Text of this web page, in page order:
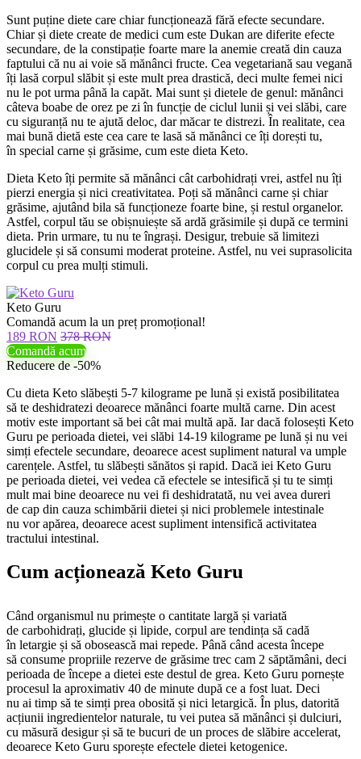
Sunt puține diete care chiar funcționează fără efecte secundare.
Chiar și diete create de medici cum este Dukan are diferite efecte
secundare, de la constipație foarte mare la anemie creată din cauza
faptului că nu ai voie să mănânci fructe. Cea vegetariană sau vegană
îți lasă corpul slăbit și este mult prea drastică, deci multe femei nici
nu le pot urma până la capăt. Mai sunt și dietele de genul: mănânci
câteva boabe de orez pe zi în funcție de ciclul lunii și vei slăbi, care
cu siguranță nu te ajută deloc, dar măcar te distrezi. În realitate, cea
mai bună dietă este cea care te lasă să mănânci ce îți dorești tu,
în special carne și grăsime, cum este dieta Keto.
Dieta Keto îți permite să mănânci cât carbohidrați vrei, astfel nu îți
pierzi energia și nici creativitatea. Poți să mănânci carne și chiar
grăsime, ajutând bila să funcționeze foarte bine, și restul organelor.
Astfel, corpul tău se obișnuiește să ardă grăsimile și după ce termini
dieta. Prin urmare, tu nu te îngrași. Desigur, trebuie să limitezi
glucidele și să consumi moderat proteine. Astfel, nu vei suprasolicita
corpul cu prea mulți stimuli.
Keto Guru
Comandă acum la un preț promoțional!
189 RON 378 RON
Comandă acum
Reducere de -50%
Cu dieta Keto slăbești 5-7 kilograme pe lună și există posibilitatea
să te deshidratezi deoarece mănânci foarte multă carne. Din acest
motiv este important să bei cât mai multă apă. Iar dacă folosești Keto
Guru pe perioada dietei, vei slăbi 14-19 kilograme pe lună și nu vei
simți efectele secundare, deoarece acest supliment natural va umple
carențele. Astfel, tu slăbești sănătos și rapid. Dacă iei Keto Guru
pe perioada dietei, vei vedea că efectele se intesifică și tu te simți
mult mai bine deoarece nu vei fi deshidratată, nu vei avea dureri
de cap din cauza schimbării dietei și nici problemele intestinale
nu vor apărea, deoarece acest supliment intensifică activitatea
tractului intestinal.
Cum acționează Keto Guru
Când organismul nu primește o cantitate largă și variată
de carbohidrați, glucide și lipide, corpul are tendința să cadă
în letargie și să obosească mai repede. Până când acesta începe
să consume propriile rezerve de grăsime trec cam 2 săptămâni, deci
perioada de începe a dietei este destul de grea. Keto Guru pornește
procesul la aproximativ 40 de minute după ce a fost luat. Deci
nu ai timp să te simți prea obosită și nici letargică. În plus, datorită
acțiunii ingredientelor naturale, tu vei putea să mănânci și dulciuri,
cu măsură desigur și să te bucuri de un proces de slăbire accelerat,
deoarece Keto Guru sporește efectele dietei ketogenice.